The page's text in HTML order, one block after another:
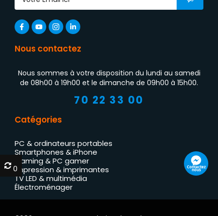
Nous contactez
Nous sommes à votre disposition du lundi au samedi
de 08h00 à 19h00 et le dimanche de 09h00 à 15h00.
70 22 33 00
Catégories
PC & ordinateurs portables
Smartphones & iPhone
Gaming & PC gamer
Impression & imprimantes
TV LED & multimédia
Électroménager
Contactez
nous
0
0